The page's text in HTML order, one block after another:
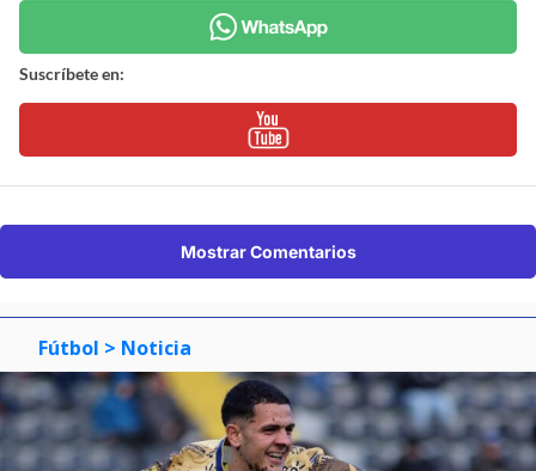
Suscríbete en:
Mostrar Comentarios
Fútbol > Noticia